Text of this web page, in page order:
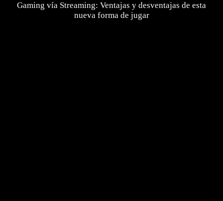
Gaming vía Streaming: Ventajas y desventajas de esta
nueva forma de jugar